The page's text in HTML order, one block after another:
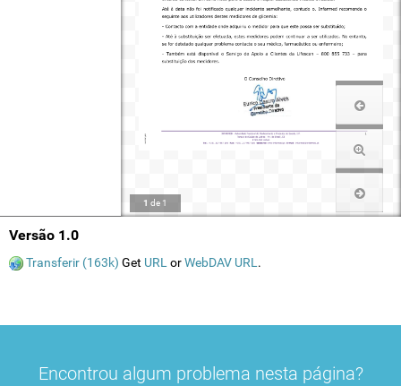
1 de 1
Versão 1.0
Transferir (163k) Get URL orWebDAV URL .
Encontrou algum problema nesta página?